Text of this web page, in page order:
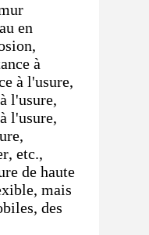
en
à
à l'usure,
l'usure,
l'usure,
etc.,
de haute
mais
des